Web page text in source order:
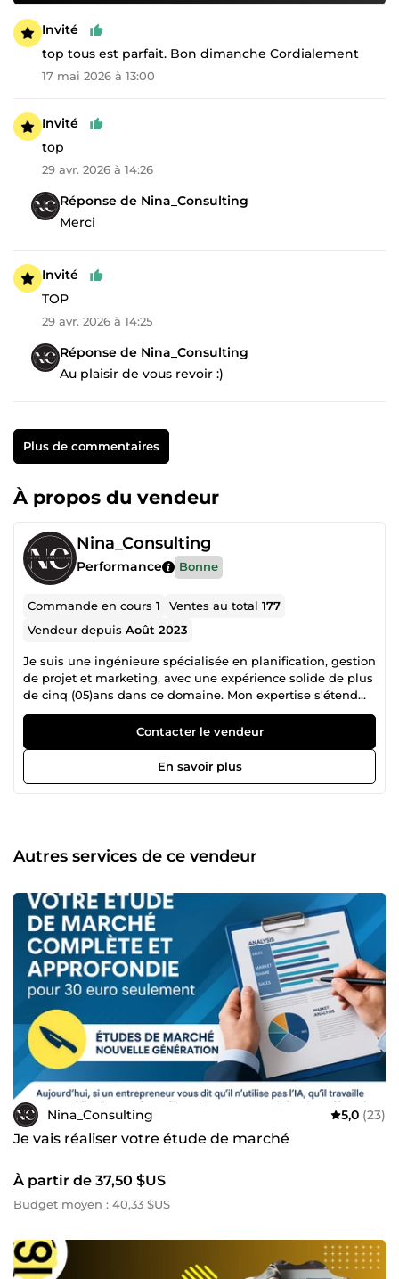
Invité
top tous est parfait. Bon dimanche Cordialement
17 mai 2026 à 13:00
Invité
top
29 avr. 2026 à 14:26
Réponse de Nina_Consulting
Merci
Invité
TOP
29 avr. 2026 à 14:25
Réponse de Nina_Consulting
Au plaisir de vous revoir :)
Plus de commentaires
À propos du vendeur
Nina_Consulting
Performance Bonne
Commande en cours1 Ventes au total177
Vendeur depuisAoût 2023
Je suis une ingénieure spécialisée en planification, gestion
de projet et marketing, avec une expérience solide de plus
de cinq (05)ans dans ce domaine. Mon expertise s'étend
également à la rédaction, où j'ai développé des
compétences approfondies. Mon engagement envers
l'excellence fait de moi un atout précieux pour réaliser vos
objectifs de manière efficace et professionnelle.
Contacter le vendeur
En savoir plus
Autres services de ce vendeur
Nina_Consulting 5,0 (23)
Je vais réaliser votre étude de marché
À partir de 37,50 $US
Budget moyen : 40,33 $US